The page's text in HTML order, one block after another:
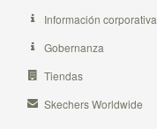
Información corporativa
Gobernanza
Tiendas
Skechers Worldwide